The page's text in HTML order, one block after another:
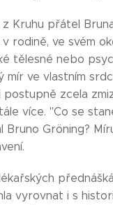
Kruhu přátel
rodině, ve svém
tělesné nebo
mír ve vlastním
zcela
více. "Co se
Bruno Gröning?
vyrovnat i s